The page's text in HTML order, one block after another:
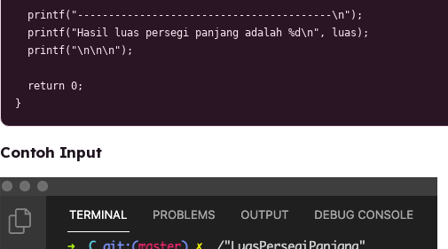
  printf("-----------------------------------------\n");
  printf("Hasil luas persegi panjang adalah %d\n", luas);
  printf("\n\n\n");
  return 0;
}
Contoh Input